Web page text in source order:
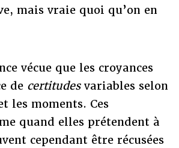
mais vraie quoi qu’on en
vécue que les croyances
de certitudesvariables selon
les moments. Ces
quand elles prétendent à
cependant être récusées